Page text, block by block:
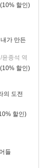
(10% 할인)
가 만든
윤종석 역
(10% 할인)
의 도전
할인)
들